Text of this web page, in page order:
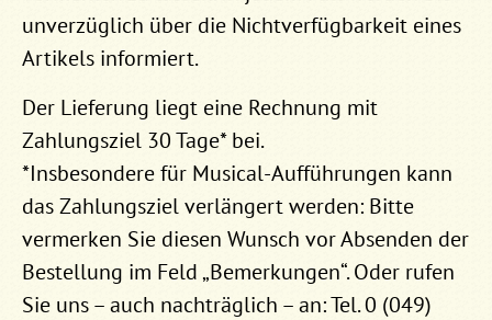
unverzüglich über die Nichtverfügbarkeit eines
Artikels informiert.
Der Lieferung liegt eine Rechnung mit
Zahlungsziel 30 Tage* bei.
*Insbesondere für Musical-Aufführungen kann
das Zahlungsziel verlängert werden: Bitte
vermerken Sie diesen Wunsch vor Absenden der
Bestellung im Feld „Bemerkungen“. Oder rufen
Sie uns – auch nachträglich – an: Tel. 0 (049)